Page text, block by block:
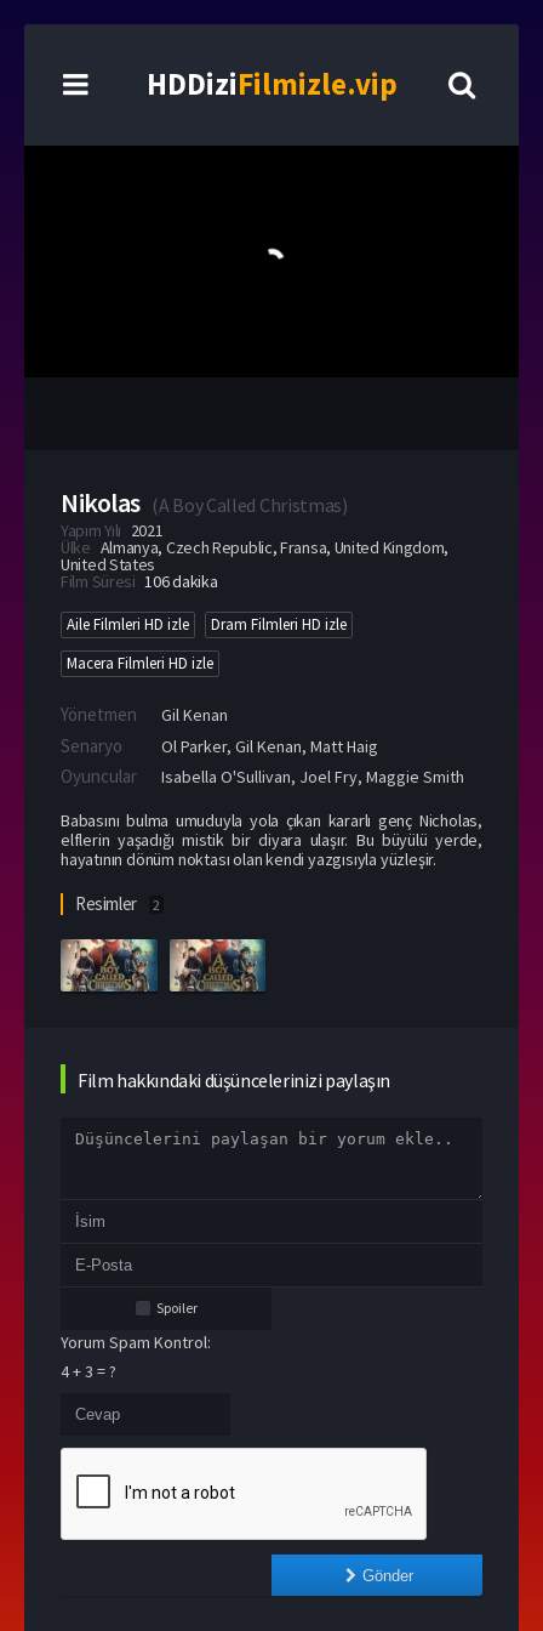
HDDiziFilmizle.vip
Nikolas (A Boy Called Christmas)
Yapım Yılı 2021
Ülke Almanya, Czech Republic,Fransa, United Kingdom,
United States
Film Süresi 106 dakika
Aile Filmleri HD izle
Dram Filmleri HD izle
Macera Filmleri HD izle
Yönetmen Gil Kenan
Senaryo Ol Parker, Gil Kenan, Matt Haig
Oyuncular Isabella O'Sullivan, Joel Fry, Maggie Smith
Babasını bulma umuduyla yola çıkan kararlı genç Nicholas,
elflerin yaşadığı mistik bir diyara ulaşır. Bu büyülü yerde,
hayatının dönüm noktası olan kendi yazgısıyla yüzleşir.
Resimler 2
Film hakkındaki düşüncelerinizi paylaşın
Spoiler
Yorum Spam Kontrol:
4 + 3 = ?
Gönder